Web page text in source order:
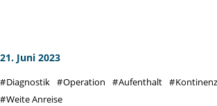
21. Juni 2023
Diagnostik Operation Aufenthalt Kontinenz
Weite Anreise